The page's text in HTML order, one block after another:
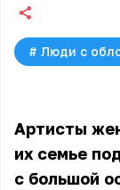
# Люди с
Артисты
их семье
с большой